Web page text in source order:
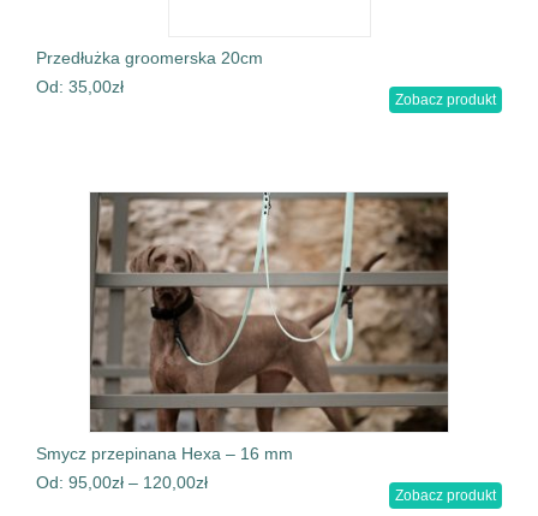
Przedłużka groomerska 20cm
Od: 35,00zł
Zobacz produkt
Smycz przepinana Hexa – 16 mm
Od: 95,00zł – 120,00zł
Zobacz produkt